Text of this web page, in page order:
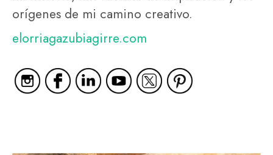
orígenes de mi camino creativo.
elorriagazubiagirre.com